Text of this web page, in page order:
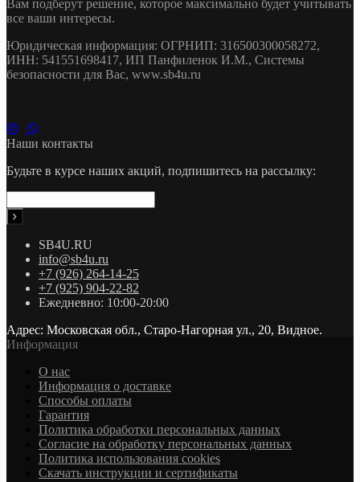
Вам подберут решение, которое максимально будет учитывать
все ваши интересы.
Юридическая информация: ОГРНИП: 316500300058272,
ИНН: 541551698417, ИП Панфиленок И.М., Системы
безопасности для Вас, www.sb4u.ru
Наши контакты
Будьте в курсе наших акций, подпишитесь на рассылку:
SB4U.RU
info@sb4u.ru
+7 (926) 264-14-25
+7 (925) 904-22-82
Ежедневно: 10:00-20:00
Адрес: Московская обл., Старо-Нагорная ул., 20, Видное.
Информация
О нас
Информация о доставке
Cпособы оплаты
Гарантия
Политика обработки персональных данных
Согласие на обработку персональных данных
Политика использования cookies
Скачать инструкции и сертификаты